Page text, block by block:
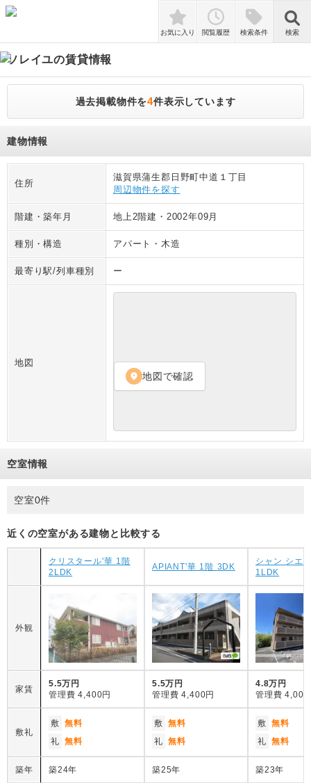
検索
お気に入り 閲覧履歴 検索条件 検索
ソレイユの賃貸情報
過去掲載物件を4件表示しています
建物情報
住所
滋賀県蒲生郡日野町中道１丁目
周辺物件を探す
階建・築年月 地上2階建 ・ 2002年09月
種別・構造 アパート ・木造
最寄り駅/列車種別 ー
地図
location_on 地図で確認
空室情報
空室0件
近くの空室がある建物と比較する
クリスタール'華 1階
2LDK
APIANT'華 1階 3DK
シャン シエ
1LDK
外観
家賃
5.5万円
管理費 4,400円
5.5万円
管理費 4,400円
4.8万円
管理費 4,000
敷礼
敷 無料
礼 無料
敷 無料
礼 無料
敷 無料
礼 無料
築年 築24年 築25年 築23年